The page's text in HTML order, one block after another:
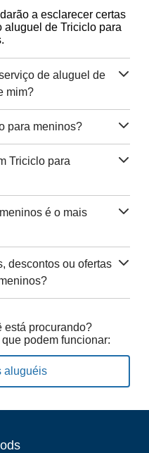
a esclarecer certas
aluguel de Triciclo para
de aluguel de
mim?
para meninos?
Triciclo para
é o mais
descontos ou ofertas
está procurando?
podem funcionar:
aluguéis